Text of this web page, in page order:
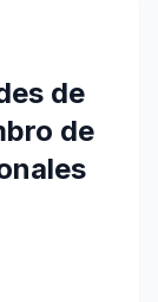
de
de